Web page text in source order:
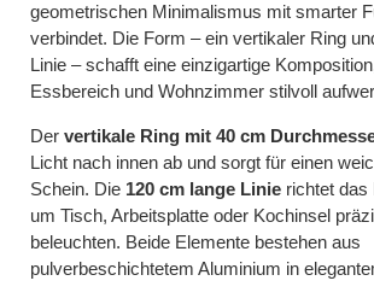
geometrischen Minimalismus mit smarter
verbindet. Die Form – ein vertikaler Ring
Linie – schafft eine einzigartige
Essbereich und Wohnzimmer stilvoll
Der vertikale Ring mit 40 cm
Licht nach innen ab und sorgt für einen
Schein. Die 120 cm lange Linie richtet das
um Tisch, Arbeitsplatte oder Kochinsel
beleuchten. Beide Elemente bestehen aus
pulverbeschichtetem Aluminium in